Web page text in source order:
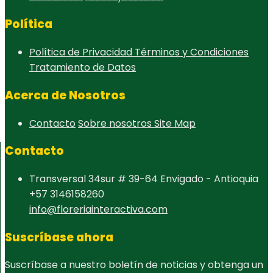
Política
Política de Privacidad Términos y Condiciones
Tratamiento de Datos
Acerca de Nosotros
ContactoSobre nosotros Site Map
Contacto
Transversal 34sur # 39-64 Envigado - Antioquia
+57 3146158260
info@floreriainteractiva.com
Suscríbase ahora
Suscríbase a nuestro boletín de noticias y obtenga un